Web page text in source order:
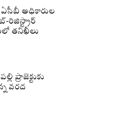
అధికారుల
రిజిస్ట్రార్
తనిఖీలు
ప్రాజెక్టుకు
వరద